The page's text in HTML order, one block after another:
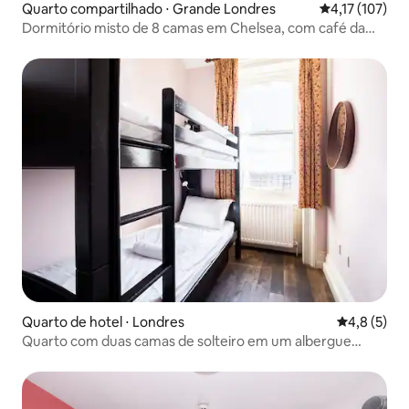
Quarto compartilhado ⋅ Grande Londres 4,17 de uma
4,17 (107)
Dormitório misto de 8 camas em Chelsea, com café da
Quarto de hotel ⋅ Londres 4,8 de
4,8 (5)
Quarto com duas camas de solteiro em um albergue